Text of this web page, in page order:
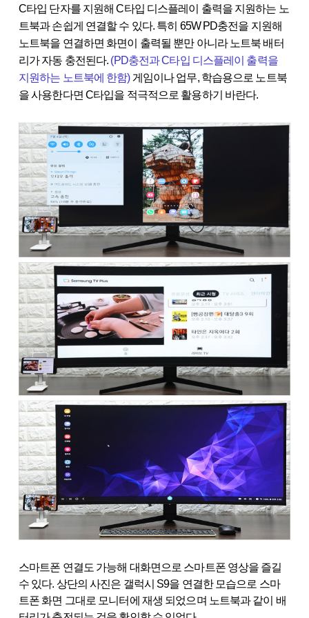
C타입 단자를 지원해 C타입 디스플레이 출력을 지원하는 노
트북과 손쉽게 연결할 수 있다. 특히 65W PD충전을 지원해
노트북을 연결하면 화면이 출력될 뿐만 아니라 노트북 배터
리가 자동 충전된다. (PD충전과 C타입 디스플레이 출력을
지원하는 노트북에 한함) 게임이나 업무, 학습용으로 노트북
을 사용한다면 C타입을 적극적으로 활용하기 바란다.
스마트폰 연결도 가능해 대화면으로 스마트폰 영상을 즐길
수 있다. 상단의 사진은 갤럭시 S9을 연결한 모습으로 스마
트폰 화면 그대로 모니터에 재생 되었으며 노트북과 같이 배